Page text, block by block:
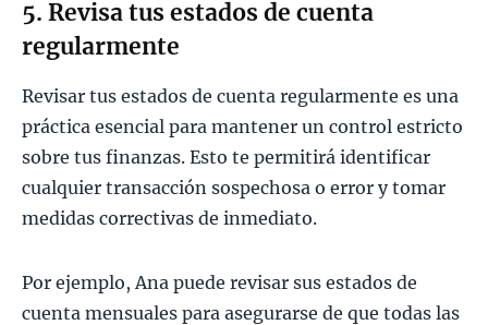
5. Revisa tus estados de cuenta
regularmente
Revisar tus estados de cuenta regularmente es una
práctica esencial para mantener un control estricto
sobre tus finanzas. Esto te permitirá identificar
cualquier transacción sospechosa o error y tomar
medidas correctivas de inmediato.
Por ejemplo, Ana puede revisar sus estados de
cuenta mensuales para asegurarse de que todas las